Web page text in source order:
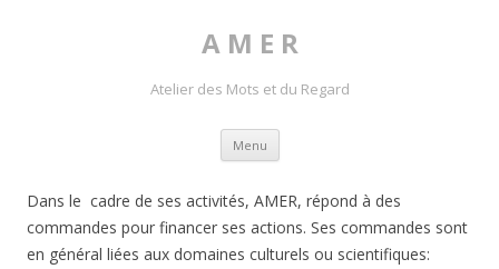
A M E R
Atelier des Mots et du Regard
Menu Skip to content
Dans le cadre de ses activités, AMER, répond à des
commandes pour financer ses actions. Ses commandes sont
en général liées aux domaines culturels ou scientifiques: